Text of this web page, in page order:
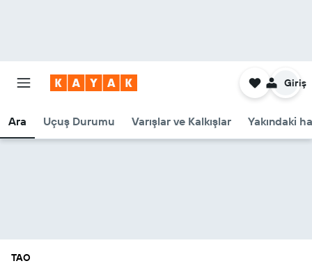
Ara Uçuş Durumu Varışlar ve Kalkışlar Yakındaki
Giriş
TAO